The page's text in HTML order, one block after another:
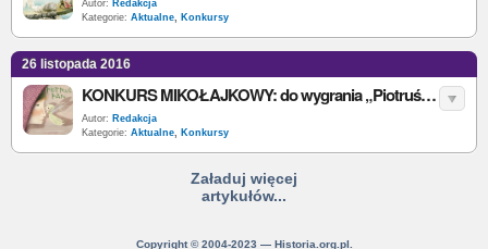
Autor: Redakcja
Kategorie: Aktualne, Konkursy
26 listopada 2016
KONKURS MIKOŁAJKOWY: do wygrania „Piotruś Pan”
Autor: Redakcja
Kategorie: Aktualne, Konkursy
Załaduj więcej
artykułów...
Copyright © 2004-2023 — Historia.org.pl.